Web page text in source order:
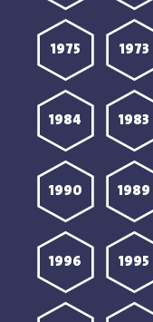
1973
1975
1983
1984
1989
1990
1995
1996